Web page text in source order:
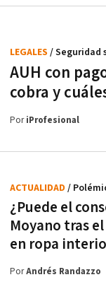
AUH con
cobra y
LEGALES / Seguridad
PoriProfesional
¿Puede el
Moyano tras
en ropa
ACTUALIDAD /
PorAndrés Randazzo